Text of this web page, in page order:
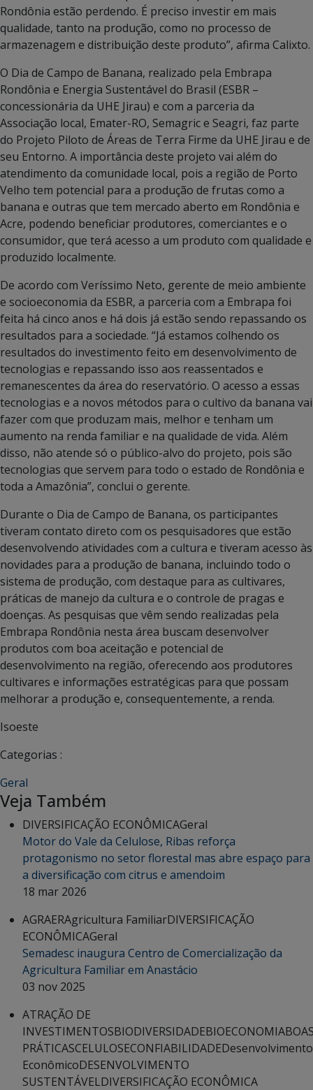
Rondônia estão perdendo. É preciso investir em mais
qualidade, tanto na produção, como no processo de
armazenagem e distribuição deste produto”, afirma Calixto.
O Dia de Campo de Banana, realizado pela Embrapa
Rondônia e Energia Sustentável do Brasil (ESBR –
concessionária da UHE Jirau) e com a parceria da
Associação local, Emater-RO, Semagric e Seagri, faz parte
do Projeto Piloto de Áreas de Terra Firme da UHE Jirau e de
seu Entorno. A importância deste projeto vai além do
atendimento da comunidade local, pois a região de Porto
Velho tem potencial para a produção de frutas como a
banana e outras que tem mercado aberto em Rondônia e
Acre, podendo beneficiar produtores, comerciantes e o
consumidor, que terá acesso a um produto com qualidade e
produzido localmente.
De acordo com Veríssimo Neto, gerente de meio ambiente
e socioeconomia da ESBR, a parceria com a Embrapa foi
feita há cinco anos e há dois já estão sendo repassando os
resultados para a sociedade. “Já estamos colhendo os
resultados do investimento feito em desenvolvimento de
tecnologias e repassando isso aos reassentados e
remanescentes da área do reservatório. O acesso a essas
tecnologias e a novos métodos para o cultivo da banana vai
fazer com que produzam mais, melhor e tenham um
aumento na renda familiar e na qualidade de vida. Além
disso, não atende só o público-alvo do projeto, pois são
tecnologias que servem para todo o estado de Rondônia e
toda a Amazônia”, conclui o gerente.
Durante o Dia de Campo de Banana, os participantes
tiveram contato direto com os pesquisadores que estão
desenvolvendo atividades com a cultura e tiveram acesso às
novidades para a produção de banana, incluindo todo o
sistema de produção, com destaque para as cultivares,
práticas de manejo da cultura e o controle de pragas e
doenças. As pesquisas que vêm sendo realizadas pela
Embrapa Rondônia nesta área buscam desenvolver
produtos com boa aceitação e potencial de
desenvolvimento na região, oferecendo aos produtores
cultivares e informações estratégicas para que possam
melhorar a produção e, consequentemente, a renda.
Isoeste
Categorias :
Geral
Veja Também
DIVERSIFICAÇÃO ECONÔMICAGeral
Motor do Vale da Celulose, Ribas reforça
protagonismo no setor florestal mas abre espaço para
a diversificação com citrus e amendoim
18 mar 2026
AGRAERAgricultura FamiliarDIVERSIFICAÇÃO
ECONÔMICAGeral
Semadesc inaugura Centro de Comercialização da
Agricultura Familiar em Anastácio
03 nov 2025
ATRAÇÃO DE
INVESTIMENTOSBIODIVERSIDADEBIOECONOMIA
PRÁTICASCELULOSECONFIABILIDADEDesenvolvimento
EconômicoDESENVOLVIMENTO
SUSTENTÁVELDIVERSIFICAÇÃO ECONÔMICA